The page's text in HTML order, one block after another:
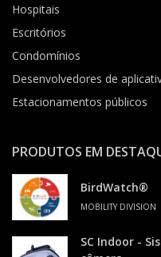
Hospitais
Escritórios
Condomínios
Desenvolvedores de
Estacionamentos públicos
PRODUTOS EM
BirdWatch®
MOBILITY DIVISION
SC Indoor -